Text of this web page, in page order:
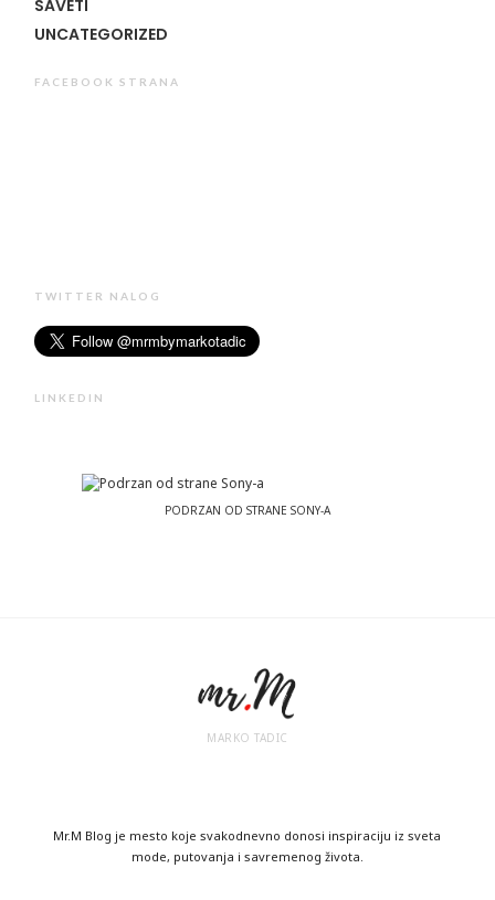
SAVETI
UNCATEGORIZED
FACEBOOK STRANA
TWITTER NALOG
LINKEDIN
PODRZAN OD STRANE SONY-A
MARKO TADIC
Mr.M Blog je mesto koje svakodnevno donosi inspiraciju iz sveta
mode, putovanja i savremenog života.